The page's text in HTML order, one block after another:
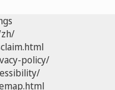
policy/